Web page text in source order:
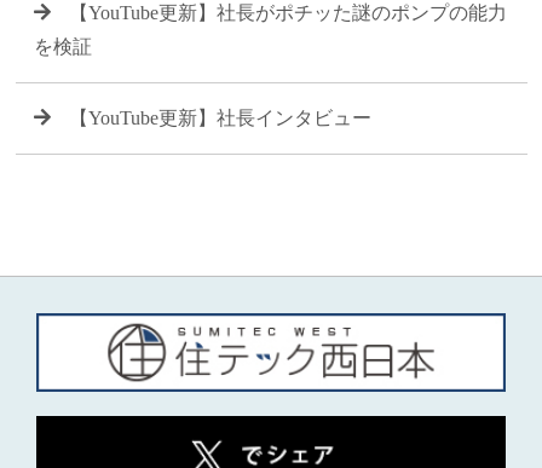
【YouTube更新】社長がポチッた謎のポンプの能力
を検証
【YouTube更新】社長インタビュー